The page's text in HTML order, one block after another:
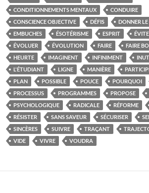
CONDITIONNEMENTS MENTAUX
CONDUIRE
CONSCIENCE OBJECTIVE
DÉFIS
DONNER
EMBUCHES
ÉSOTÉRISME ESPRIT
ÉVOLUER
ÉVOLUTION FAIRE FAIRE
HEURTE
IMAGINENT INFINIMENT
L'ÉTUDIANT
LIGNE MANIÈRE
PLAN
POSSIBLE POUCE POURQUOI
PROCESSUS
PROGRAMMES PROPOSE
PSYCHOLOGIQUE
RADICALE RÉFORME
RÉSISTER
SANS SAVEUR SÉCURISER
SINCÈRES
SUIVRE TRAÇANT
VIDE
VIVRE VOUDRA